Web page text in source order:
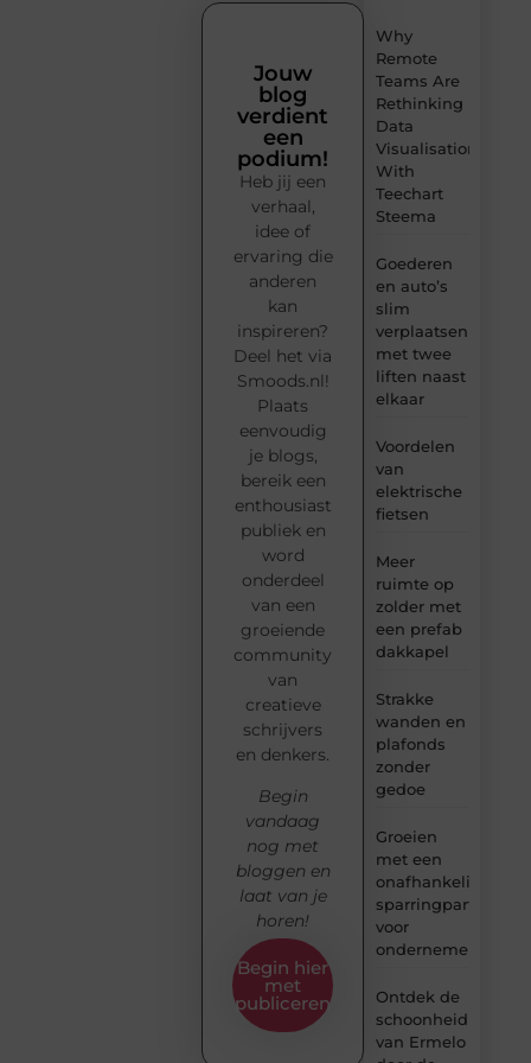
Why
Remote
Teams Are
Rethinking
Data
Visualisation
With
Teechart
Steema
Goederen
en auto’s
slim
verplaatsen
met twee
liften naast
elkaar
Voordelen
van
elektrische
fietsen
Meer
ruimte op
zolder met
een prefab
dakkapel
Strakke
wanden en
plafonds
zonder
gedoe
Groeien
met een
onafhankelijke
sparringpartner
voor
ondernemers
Ontdek de
schoonheid
van Ermelo
Jouw
blog
verdient
een
podium!
Heb jij een
verhaal,
idee of
ervaring die
anderen
kan
inspireren?
Deel het via
Smoods.nl!
Plaats
eenvoudig
je blogs,
bereik een
enthousiast
publiek en
word
onderdeel
van een
groeiende
community
van
creatieve
schrijvers
en denkers.
Begin
vandaag
nog met
bloggen en
laat van je
horen!
Begin hier
met
publiceren